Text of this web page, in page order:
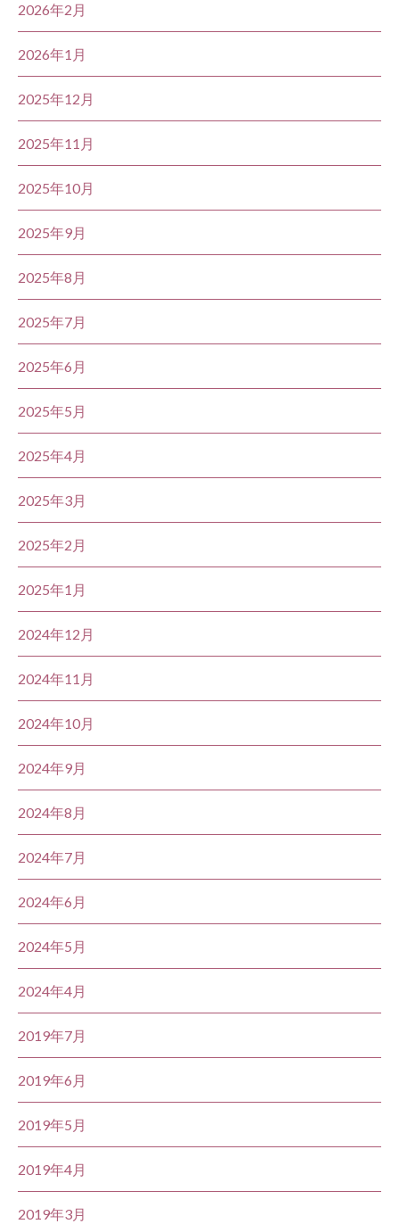
2026年2月
2026年1月
2025年12月
2025年11月
2025年10月
2025年9月
2025年8月
2025年7月
2025年6月
2025年5月
2025年4月
2025年3月
2025年2月
2025年1月
2024年12月
2024年11月
2024年10月
2024年9月
2024年8月
2024年7月
2024年6月
2024年5月
2024年4月
2019年7月
2019年6月
2019年5月
2019年4月
2019年3月